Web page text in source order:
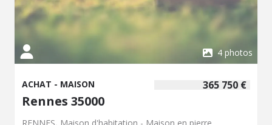
4 photos
365 750 €
ACHAT - MAISON
Rennes 35000